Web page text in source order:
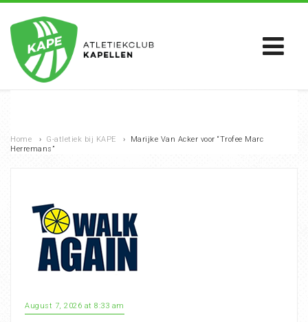
Home › G-atletiek bij KAPE ›
Marijke Van Acker voor “Trofee Marc
Herremans”
August 7, 2026 at 8:33 am